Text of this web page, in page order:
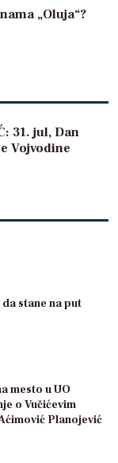
„Oluja“?
31. jul, Dan
Vojvodine
stane na put
mesto u UO
o Vučićevim
Planojević